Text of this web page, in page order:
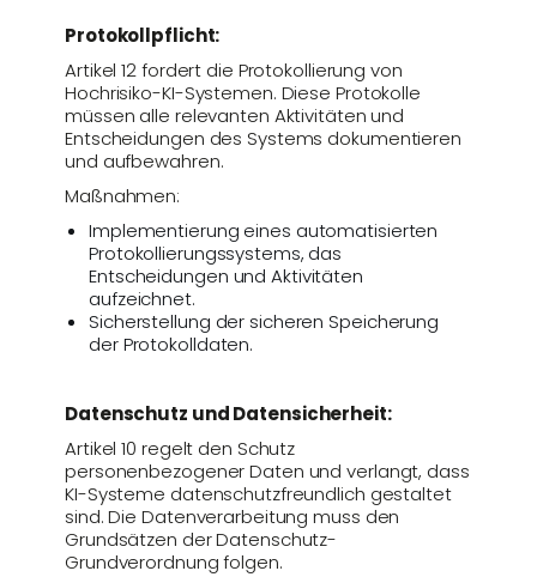
Protokollpflicht:
Artikel 12 fordert die Protokollierung von
Hochrisiko-KI-Systemen. Diese Protokolle
müssen alle relevanten Aktivitäten und
Entscheidungen des Systems dokumentieren
und aufbewahren.
Maßnahmen:
Implementierung eines automatisierten
Protokollierungssystems, das
Entscheidungen und Aktivitäten
aufzeichnet.
Sicherstellung der sicheren Speicherung
der Protokolldaten.
Datenschutz und Datensicherheit:
Artikel 10 regelt den Schutz
personenbezogener Daten und verlangt, dass
KI-Systeme datenschutzfreundlich gestaltet
sind. Die Datenverarbeitung muss den
Grundsätzen der Datenschutz-
Grundverordnung folgen.